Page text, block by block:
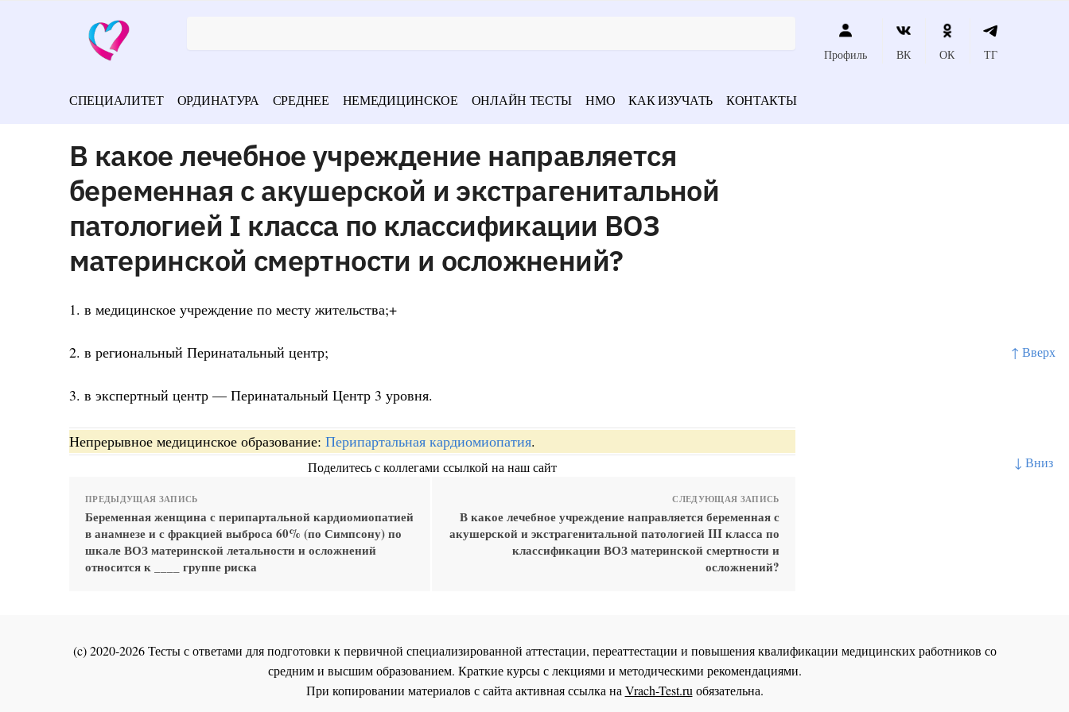
↑ Вверх
↓ Вниз
Профиль ВК ОК ТГ
СПЕЦИАЛИТЕТ ОРДИНАТУРА СРЕДНЕЕ НЕМЕДИЦИНСКОЕ ОНЛАЙН ТЕСТЫ НМО КАК ИЗУЧАТЬ КОНТАКТЫ
В какое лечебное учреждение направляется
беременная с акушерской и экстрагенитальной
патологией I класса по классификации ВОЗ
материнской смертности и осложнений?
1. в медицинское учреждение по месту жительства;+
2. в региональный Перинатальный центр;
3. в экспертный центр — Перинатальный Центр 3 уровня.
Непрерывное медицинское образование: Перипартальная кардиомиопатия.
Поделитесь с коллегами ссылкой на наш сайт
ПРЕДЫДУЩАЯ ЗАПИСЬ
Беременная женщина с перипартальной кардиомиопатией
в анамнезе и с фракцией выброса 60% (по Симпсону) по
шкале ВОЗ материнской летальности и осложнений
относится к ____ группе риска
СЛЕДУЮЩАЯ ЗАПИСЬ
В какое лечебное учреждение направляется беременная с
акушерской и экстрагенитальной патологией III класса по
классификации ВОЗ материнской смертности и
осложнений?
(c) 2020-2026 Тесты с ответами для подготовки к первичной специализированной аттестации, переаттестации и повышения квалификации медицинских работников со
средним и высшим образованием. Краткие курсы с лекциями и методическими рекомендациями.
При копировании материалов с сайта активная ссылка на Vrach-Test.ru обязательна.